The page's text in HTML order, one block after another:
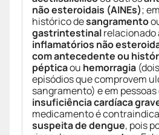
não esteroidais (AINEs);
histórico desangramento
gastrintestinalrelacionado
inflamatórios não
com antecedente ou
pépticaou hemorragia
episódios que comprovem
sangramento) e em pessoas
insuficiência cardíaca
medicamento é
suspeita de dengue, pois